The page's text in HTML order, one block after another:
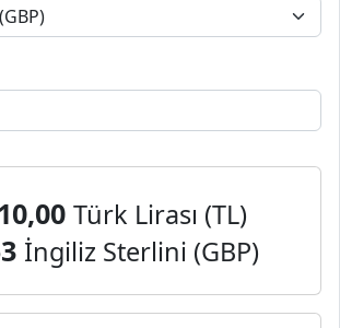
Türk Lirası (TL)
İngiliz Sterlini (GBP)